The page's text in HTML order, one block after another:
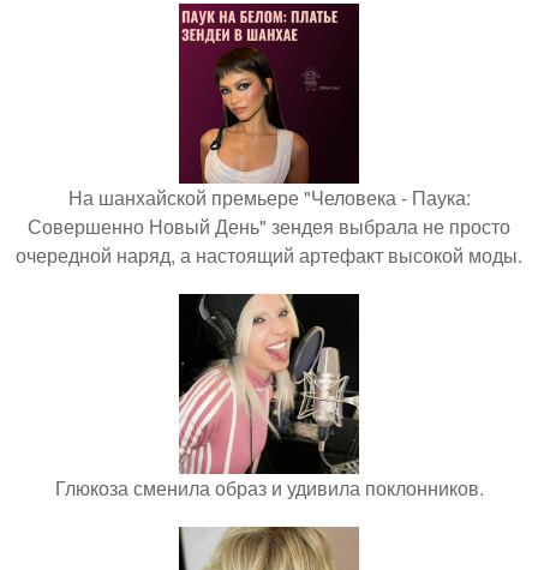
На шанхайской премьере "Человека - Паука:
Совершенно Новый День" зендея выбрала не просто
очередной наряд, а настоящий артефакт высокой моды.
Глюкоза сменила образ и удивила поклонников.